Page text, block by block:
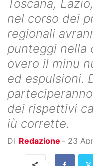
Toscana,
nel corso dei
regionali
punteggi nella
overo il minu
ed espulsioni.
dei rispettivi
iù corrette.
Di Redazione - 23